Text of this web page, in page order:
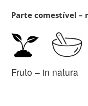
Parte comestível –
Fruto – in natura